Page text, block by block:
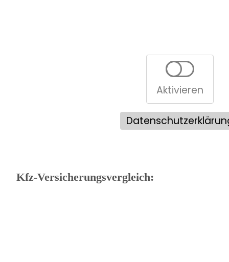
Aktivieren
Kfz-Versicherungsvergleich: